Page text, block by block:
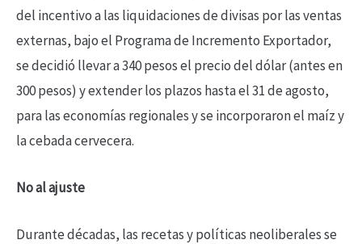
del incentivo a las liquidaciones de divisas por las ventas
externas, bajo el Programa de Incremento Exportador,
se decidió llevar a 340 pesos el precio del dólar (antes en
300 pesos) y extender los plazos hasta el 31 de agosto,
para las economías regionales y se incorporaron el maíz y
la cebada cervecera.
No al ajuste
Durante décadas, las recetas y políticas neoliberales se